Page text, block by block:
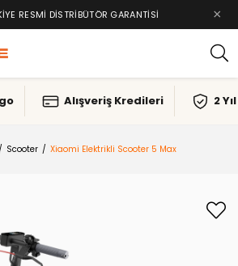
ALIŞVERIŞ KREDILERI ×
Alışveriş Kredileri 2
Scooter Xiaomi Elektrikli Scooter 5 Max